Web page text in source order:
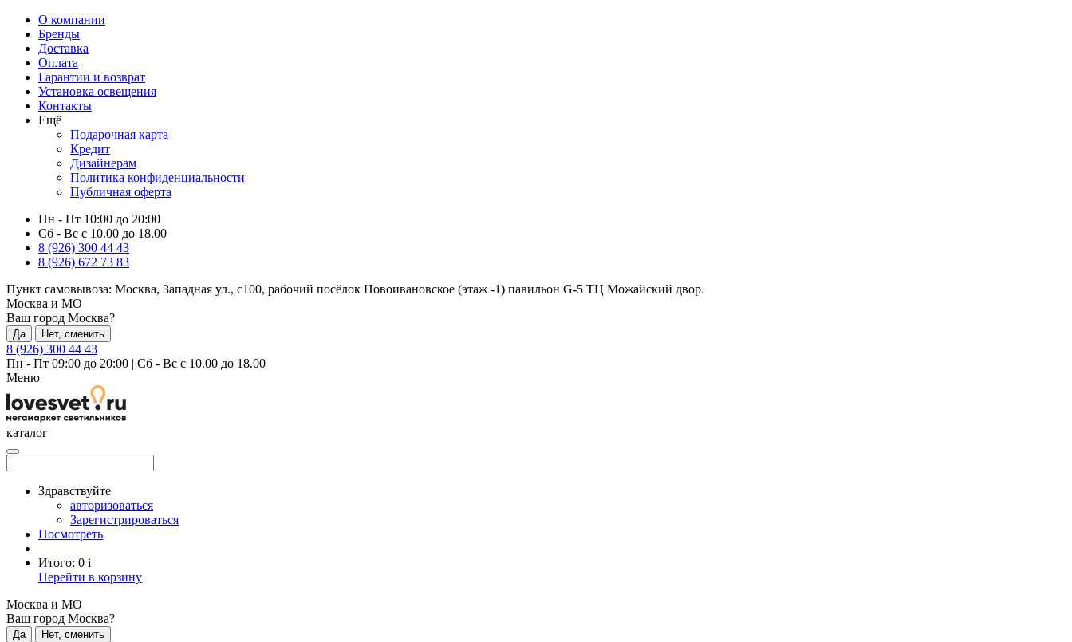
О компании
Бренды
Доставка
Оплата
Гарантии и возврат
Установка освещения
Контакты
Ещё
Подарочная карта
Кредит
Дизайнерам
Политика конфиденциальности
Публичная оферта
Пн - Пт 10:00 до 20:00
Сб - Вс с 10.00 до 18.00
8 (926) 300 44 43
8 (926) 672 73 83
Пункт самовывоза: Москва, Западная ул., с100, рабочий посёлок Новоивановское (этаж -1) павильон G-5 ТЦ Можайский двор.
Москва и МО
Ваш город Москва?
Да Нет, сменить
8 (926) 300 44 43
Пн - Пт 09:00 до 20:00 | Сб - Вс с 10.00 до 18.00
Меню
каталог
Здравствуйте
авторизоваться
Зарегистрироваться
Посмотреть
Итого: 0 i
Перейти в корзину
Москва и МО
Ваш город Москва?
Да Нет, сменить